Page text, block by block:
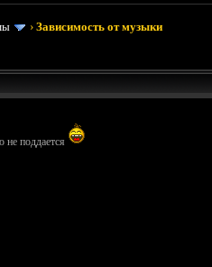
›Зависимость от музыки
не поддается